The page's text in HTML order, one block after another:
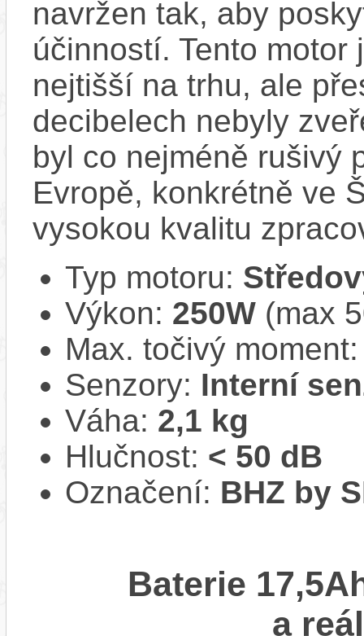
navržen tak, aby
účinností​. Tento
nejtišší na trhu, ale
decibelech nebyly
byl co nejméně rušivý
Evropě, konkrétně ve
vysokou kvalitu
Typ motoru:
Výkon: 250W (max
Max. točivý
Senzory: Interní
Váha: 2,1 kg
Hlučnost: < 50 dB
Označení: BHZ by
Baterie
a